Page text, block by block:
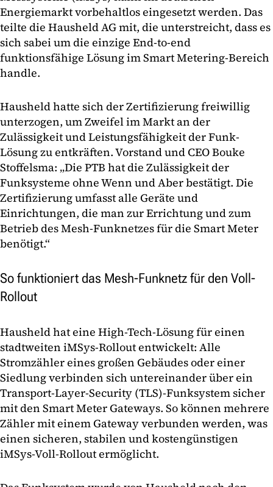
Energiemarkt vorbehaltlos eingesetzt werden. Das
teilte die Hausheld AG mit, die unterstreicht, dass es
sich sabei um die einzige End-to-end
funktionsfähige Lösung im Smart Metering-Bereich
handle.
Hausheld hatte sich der Zertifizierung freiwillig
unterzogen, um Zweifel im Markt an der
Zulässigkeit und Leistungsfähigkeit der Funk-
Lösung zu entkräften. Vorstand und CEO Bouke
Stoffelsma: „Die PTB hat die Zulässigkeit der
Funksysteme ohne Wenn und Aber bestätigt. Die
Zertifizierung umfasst alle Geräte und
Einrichtungen, die man zur Errichtung und zum
Betrieb des Mesh-Funknetzes für die Smart Meter
benötigt.“
So funktioniert das Mesh-Funknetz für den Voll-
Rollout
Hausheld hat eine High-Tech-Lösung für einen
stadtweiten iMSys-Rollout entwickelt: Alle
Stromzähler eines großen Gebäudes oder einer
Siedlung verbinden sich untereinander über ein
Transport-Layer-Security (TLS)-Funksystem sicher
mit den Smart Meter Gateways. So können mehrere
Zähler mit einem Gateway verbunden werden, was
einen sicheren, stabilen und kostengünstigen
iMSys-Voll-Rollout ermöglicht.